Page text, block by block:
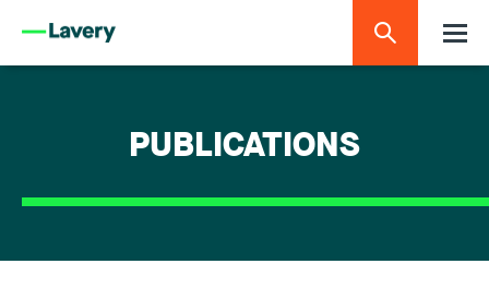
PUBLICATIONS